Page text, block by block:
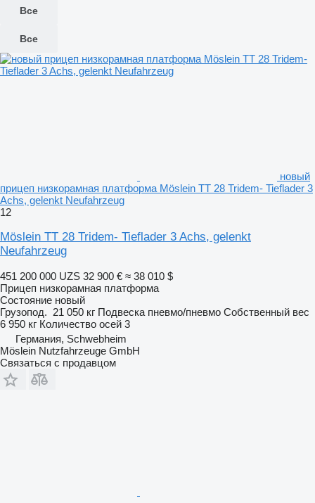
Все
Все
новый
прицеп низкорамная платформа Möslein TT 28 Tridem- Tieflader 3
Achs, gelenkt Neufahrzeug
12
Möslein TT 28 Tridem- Tieflader 3 Achs, gelenkt
Neufahrzeug
451 200 000 UZS 32 900 € ≈ 38 010 $
Прицеп низкорамная платформа
Состояние новый
Грузопод. 21 050 кг Подвеска пневмо/пневмо Собственный вес
6 950 кг Количество осей 3
Германия, Schwebheim
Möslein Nutzfahrzeuge GmbH
Связаться с продавцом